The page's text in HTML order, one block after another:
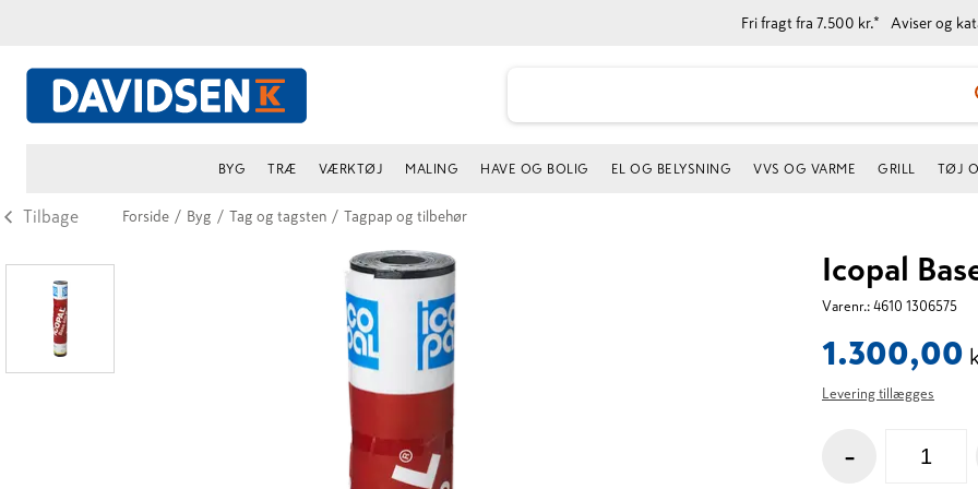
Fri fragt fra 7.500 kr.* Aviser og
BYG TRÆ VÆRKTØJ MALING HAVE OG BOLIG EL OG BELYSNING VVS OG VARME GRILL TØJ
Tilbage Forside / Byg / Tag og tagsten / Tagpap og tilbehør
Icopal
Varenr.: 4610 1306575
1.300,00
Levering tillægges
-